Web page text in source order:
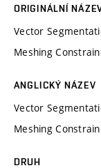
ORIGINÁLNÍ
Vector
Meshing
ANGLICKÝ NÁZEV
Vector
Meshing
DRUH